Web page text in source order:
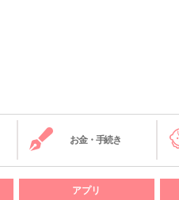
お金・手続き
アプリ